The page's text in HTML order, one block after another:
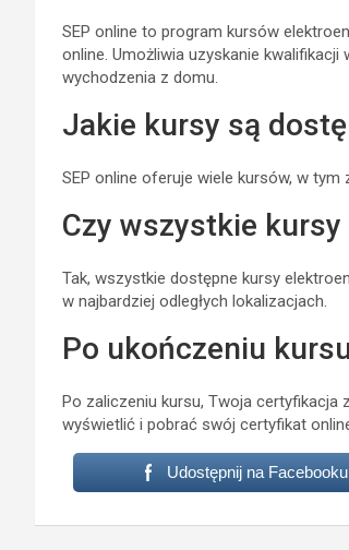
SEP online to program kursów
online. Umożliwia uzyskanie
wychodzenia z domu.
Jakie kursy są
SEP online oferuje wiele kursów, w
Czy wszystkie
Tak, wszystkie dostępne kursy
w najbardziej odległych lokalizacjach.
Po ukończeniu
Po zaliczeniu kursu, Twoja certyfikacja
wyświetlić i pobrać swój certyfikat
Udostępnij na Facebooku